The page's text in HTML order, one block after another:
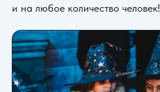
и на любое количество человек!